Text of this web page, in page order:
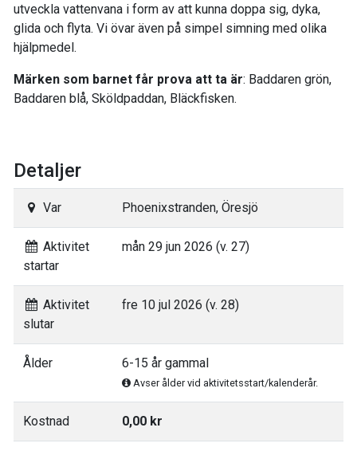
utveckla vattenvana i form av att kunna doppa sig, dyka,
glida och flyta. Vi övar även på simpel simning med olika
hjälpmedel.
Märken som barnet får prova att ta är: Baddaren grön,
Baddaren blå, Sköldpaddan, Bläckfisken.
Detaljer
Var Phoenixstranden, Öresjö
Aktivitet
startar
mån 29 jun 2026 (v. 27)
Aktivitet
slutar
fre 10 jul 2026 (v. 28)
Ålder 6-15 år gammal
Avser ålder vid aktivitetsstart/kalenderår.
Kostnad 0,00 kr